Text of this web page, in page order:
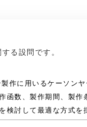
る設問です。
作に用いるケーソン
函数、製作期間、製作
検討して最適な方式を